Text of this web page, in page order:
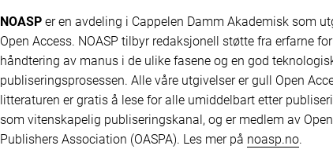
NOASPer en avdeling i Cappelen Damm Akademisk som
Open Access. NOASP tilbyr redaksjonell støtte fra erfarne
håndtering av manus i de ulike fasene og en god
publiseringsprosessen. Alle våre utgivelser er gull Open
litteraturen er gratis å lese for alle umiddelbart etter
som vitenskapelig publiseringskanal, og er medlem av
Publishers Association (OASPA). Les mer på noasp.no.